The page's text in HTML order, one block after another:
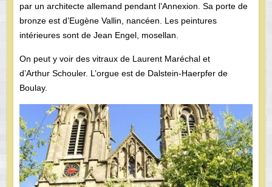
par un architecte allemand pendant l’Annexion. Sa porte de
bronze est d’Eugène Vallin, nancéen. Les peintures
intérieures sont de Jean Engel, mosellan.
On peut y voir des vitraux de Laurent Maréchal et
d’Arthur Schouler. L’orgue est de Dalstein-Haerpfer de
Boulay.